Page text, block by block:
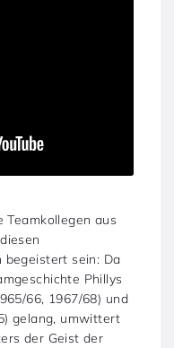
Teamkollegen aus
begeistert sein: Da
Phillys
66, 1967/68) und
gelang, umwittert
der Geist der